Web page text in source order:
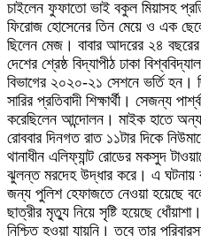
চাইলেন ফুফাতো ভাই বকুল মিয়াসহ
ফিরোজ হোসেনের তিন মেয়ে ও এক
ছিলেন মেজ। বাবার আদরের ২৪
দেশের শ্রেষ্ঠ বিদ্যাপীঠ ঢাকা
বিভাগের ২০২০-২১ সেশনে ভর্তি হন।
সারির প্রতিবাদী শিক্ষার্থী। সেজন্য
করেছিলেন আন্দোলন। মাইক হাতে
রোববার দিনগত রাত ১১টার দিকে
থানাধীন এলিফ্যান্ট রোডের মকসুদ
ঝুলন্ত মরদেহ উদ্ধার করে। এ ঘটনায়
জন্য পুলিশ হেফাজতে নেওয়া হয়েছে
ছাত্রীর মৃত্যু নিয়ে সৃষ্টি হয়েছে
নিশ্চিত হওয়া যায়নি। তবে তার